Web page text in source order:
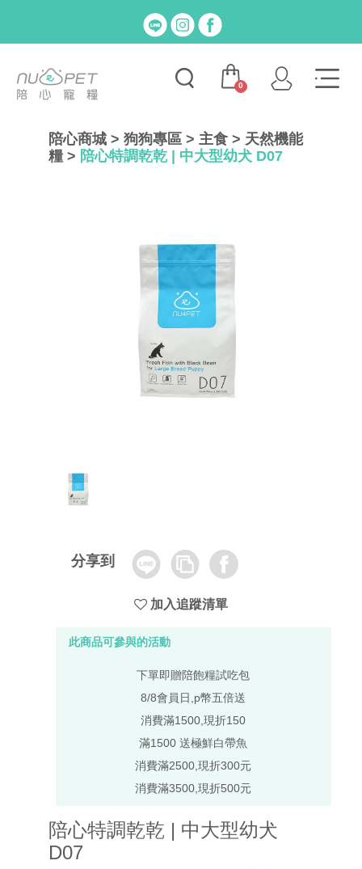
0
陪心商城 > 狗狗專區 > 主食 > 天然機能
糧 > 陪心特調乾乾 | 中大型幼犬 D07
分享到 Line
Copy
Link
Facebook
加入追蹤清單
此商品可參與的活動
下單即贈陪飽糧試吃包
8/8會員日,p幣五倍送
消費滿1500,現折150
滿1500 送極鮮白帶魚
消費滿2500,現折300元
消費滿3500,現折500元
陪心特調乾乾 | 中大型幼犬
D07